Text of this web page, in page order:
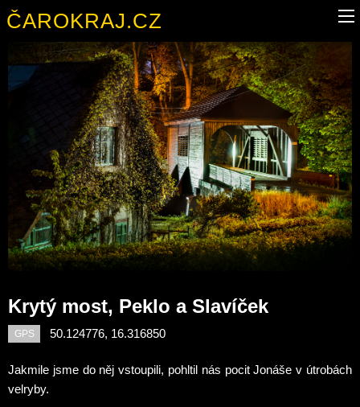
ČAROKRAJ.CZ
Krytý most, Peklo a Slavíček
GPS 50.124776, 16.316850
Jakmile jsme do něj vstoupili, pohltil nás pocit Jonáše v útrobách
velryby.